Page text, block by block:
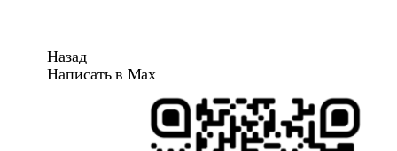
Назад
Написать в Max